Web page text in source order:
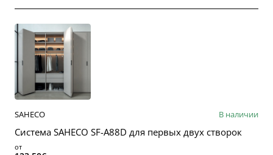
SAHECO В наличии
Система SAHECO SF-A88D для первых двух створок
от